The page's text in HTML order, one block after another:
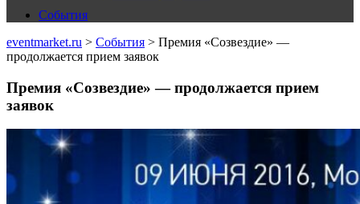
События
eventmarket.ru > События > Премия «Созвездие» —
продолжается прием заявок
Премия «Созвездие» — продолжается прием
заявок